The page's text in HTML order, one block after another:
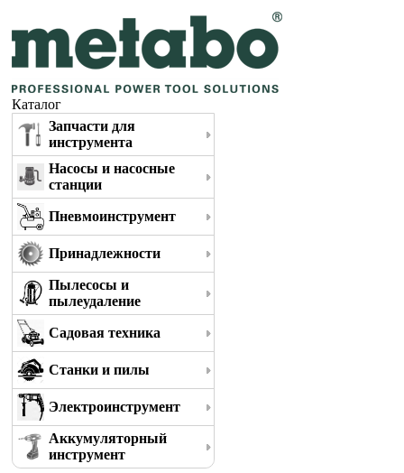
Каталог
Запчасти для
инструмента
Насосы и насосные
станции
Пневмоинструмент
Принадлежности
Пылесосы и
пылеудаление
Садовая техника
Станки и пилы
Электроинструмент
Аккумуляторный
инструмент